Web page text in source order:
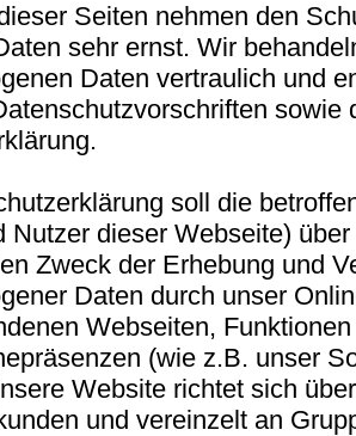
Seiten nehmen den
sehr ernst. Wir
Daten vertraulich und
sowie
soll die
Nutzer dieser Webseite)
Zweck der Erhebung und
Daten durch unser
Webseiten,
(wie z.B. unser
Website richtet sich
und vereinzelt an